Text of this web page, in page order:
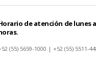
de atención de lunes
(55) 5659-1000 | +52 (55) 5511-